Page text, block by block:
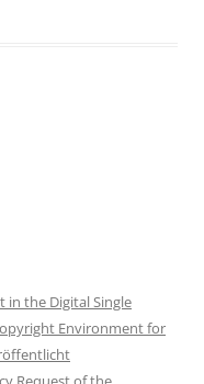
in the Digital Single
Environment for